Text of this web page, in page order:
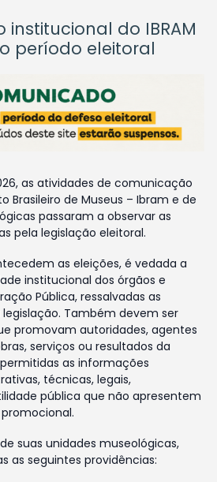
do IBRAM
período eleitoral
as atividades de comunicação
Brasileiro de Museus – Ibram e de
passaram a observar as
pela legislação eleitoral.
as eleições, é vedada a
institucional dos órgãos e
Pública, ressalvadas as
Também devem ser
promovam autoridades, agentes
serviços ou resultados da
as informações
técnicas, legais,
pública que não apresentem
suas unidades museológicas,
as seguintes providências: